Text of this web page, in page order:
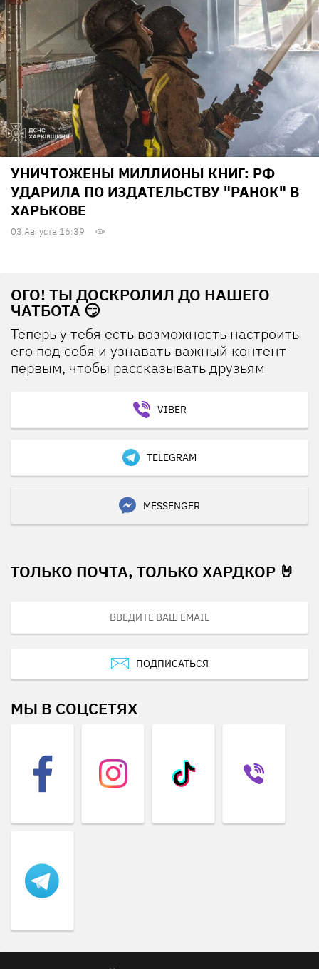
УНИЧТОЖЕНЫ МИЛЛИОНЫ КНИГ: РФ
УДАРИЛА ПО ИЗДАТЕЛЬСТВУ "РАНОК" В
ХАРЬКОВЕ
03 Августа 16:39
ОГО! ТЫ ДОСКРОЛИЛ ДО НАШЕГО
ЧАТБОТА 😏
Теперь у тебя есть возможность настроить
его под себя и узнавать важный контент
первым, чтобы рассказывать друзьям
VIBER
TELEGRAM
MESSENGER
ТОЛЬКО ПОЧТА, ТОЛЬКО ХАРДКОР 🤘
ПОДПИСАТЬСЯ
МЫ В СОЦСЕТЯХ